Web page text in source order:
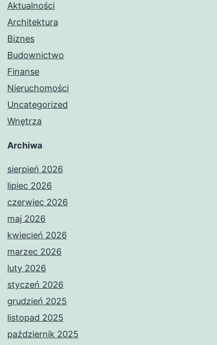
Aktualności
Architektura
Biznes
Budownictwo
Finanse
Nieruchomości
Uncategorized
Wnętrza
Archiwa
sierpień 2026
lipiec 2026
czerwiec 2026
maj 2026
kwiecień 2026
marzec 2026
luty 2026
styczeń 2026
grudzień 2025
listopad 2025
październik 2025